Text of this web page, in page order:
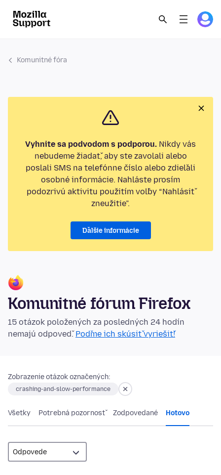
Komunitné fóra
Vyhnite sa podvodom s podporou. Nikdy vás
nebudeme žiadať, aby ste zavolali alebo
poslali SMS na telefónne číslo alebo zdieľali
osobné informácie. Nahláste prosím
podozrivú aktivitu použitím voľby “Nahlásiť
zneužitie”.
Ďalšie informácie
Komunitné fórum Firefox
15 otázok položených za posledných 24 hodín
nemajú odpoveď.Poďme ich skúsiť vyriešiť!
Zobrazenie otázok označených:
crashing-and-slow-performance
Všetky Potrebná pozornosť Zodpovedané Hotovo